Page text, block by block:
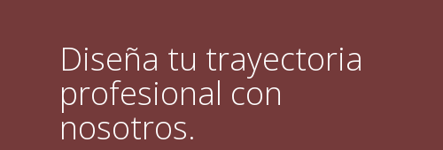
Diseña tu trayectoria
profesional con
nosotros.